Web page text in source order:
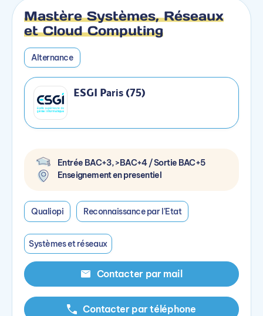
Mastère Systèmes, Réseaux
et Cloud Computing
Alternance
ESGI Paris (75)
Entrée BAC+3, >BAC+4 / Sortie BAC+5
Enseignement en presentiel
Qualiopi Reconnaissance par l'Etat
Systèmes et réseaux
Contacter par mail
Contacter par téléphone